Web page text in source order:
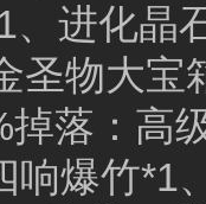
、进化晶
圣物大宝
落：高
响爆竹*1